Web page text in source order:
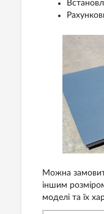
Можна
іншим
моделі та їх